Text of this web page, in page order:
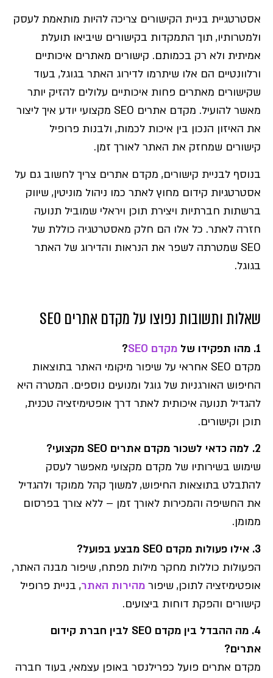
אסטרטגיית בניית הקישורים צריכה להיות מותאמת לעסק
ולמטרותיו, תוך התמקדות בקישורים שיביאו תועלת
אמיתית ולא רק בכמותם. קישורים מאתרים איכותיים
ורלוונטיים הם אלו שיתרמו לדירוג האתר בגוגל, בעוד
שקישורים מאתרים פחות איכותיים עלולים להזיק יותר
מאשר להועיל. מקדם אתרים SEO מקצועי יודע איך ליצור
את האיזון הנכון בין איכות לכמות, ולבנות פרופיל
קישורים שמחזק את האתר לאורך זמן.
בנוסף לבניית קישורים, מקדם אתרים צריך לחשוב גם על
אסטרטגיות קידום מחוץ לאתר כמו ניהול מוניטין, שיווק
ברשתות חברתיות ויצירת תוכן ויראלי שמוביל תנועה
חזרה לאתר. כל אלו הם חלק מאסטרטגיה כוללת של
SEO שמטרתה לשפר את הנראות והדירוג של האתר
בגוגל.
שאלות ותשובות נפוצו על מקדם אתרים SEO
1. מהו תפקידו של מקדם SEO
?
מקדם SEO אחראי על שיפור מיקומי האתר בתוצאות
החיפוש האורגניות של גוגל ומנועים נוספים. המטרה היא
להגדיל תנועה איכותית לאתר דרך אופטימיזציה טכנית,
תוכן וקישורים.
2. למה כדאי לשכור מקדם אתרים SEO מקצועי?
שימוש בשירותיו של מקדם מקצועי מאפשר לעסק
להתבלט בתוצאות החיפוש, למשוך קהל ממוקד ולהגדיל
את החשיפה והמכירות לאורך זמן – ללא צורך בפרסום
ממומן.
3. אילו פעולות מקדם SEO מבצע בפועל?
הפעולות כוללות מחקר מילות מפתח, שיפור מבנה האתר,
אופטימיזציה לתוכן, שיפור מהירות האתר, בניית פרופיל
קישורים והפקת דוחות ביצועים.
4. מה ההבדל בין מקדם SEO לבין חברת קידום
אתרים?
מקדם אתרים פועל כפרילנסר באופן עצמאי, בעוד חברה